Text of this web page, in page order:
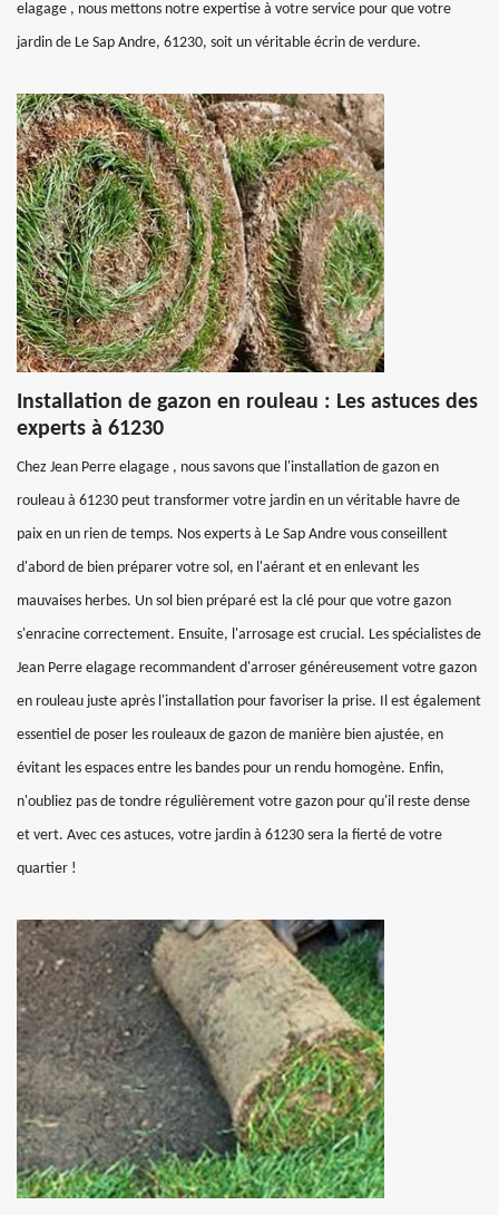
elagage , nous mettons notre expertise à votre service pour que votre
jardin de Le Sap Andre, 61230, soit un véritable écrin de verdure.
Installation de gazon en rouleau : Les astuces des
experts à 61230
Chez Jean Perre elagage , nous savons que l'installation de gazon en
rouleau à 61230 peut transformer votre jardin en un véritable havre de
paix en un rien de temps. Nos experts à Le Sap Andre vous conseillent
d'abord de bien préparer votre sol, en l'aérant et en enlevant les
mauvaises herbes. Un sol bien préparé est la clé pour que votre gazon
s'enracine correctement. Ensuite, l'arrosage est crucial. Les spécialistes de
Jean Perre elagage recommandent d'arroser généreusement votre gazon
en rouleau juste après l'installation pour favoriser la prise. Il est également
essentiel de poser les rouleaux de gazon de manière bien ajustée, en
évitant les espaces entre les bandes pour un rendu homogène. Enfin,
n'oubliez pas de tondre régulièrement votre gazon pour qu'il reste dense
et vert. Avec ces astuces, votre jardin à 61230 sera la fierté de votre
quartier !